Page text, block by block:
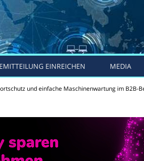
EINREICHEN MEDIA
und einfache Maschinenwartung im B2B-